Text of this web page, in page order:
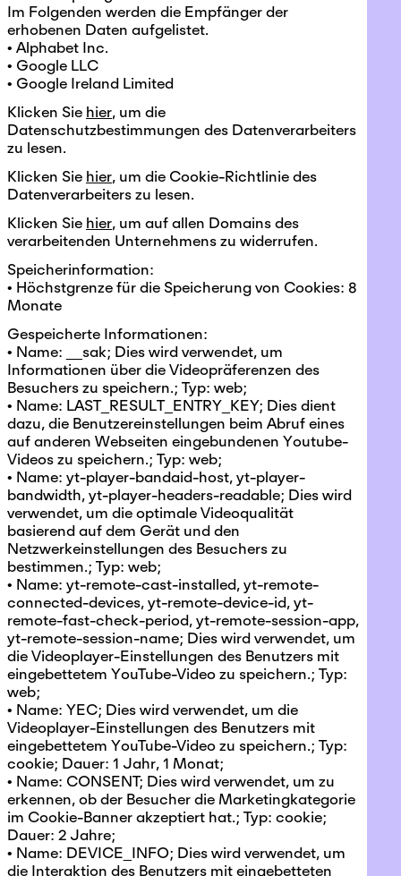
Im Folgenden werden die Empfänger der
erhobenen Daten aufgelistet.
• Alphabet Inc.
• Google LLC
• Google Ireland Limited
Klicken Sie hier, um die
Datenschutzbestimmungen des Datenverarbeiters
zu lesen.
Klicken Sie hier, um die Cookie-Richtlinie des
Datenverarbeiters zu lesen.
Klicken Sie hier, um auf allen Domains des
verarbeitenden Unternehmens zu widerrufen.
Speicherinformation:
• Höchstgrenze für die Speicherung von Cookies: 8
Monate
Gespeicherte Informationen:
• Name: __sak; Dies wird verwendet, um
Informationen über die Videopräferenzen des
Besuchers zu speichern.; Typ: web;
• Name: LAST_RESULT_ENTRY_KEY; Dies dient
dazu, die Benutzereinstellungen beim Abruf eines
auf anderen Webseiten eingebundenen Youtube-
Videos zu speichern.; Typ: web;
• Name: yt-player-bandaid-host, yt-player-
bandwidth, yt-player-headers-readable; Dies wird
verwendet, um die optimale Videoqualität
basierend auf dem Gerät und den
Netzwerkeinstellungen des Besuchers zu
bestimmen.; Typ: web;
• Name: yt-remote-cast-installed, yt-remote-
connected-devices, yt-remote-device-id, yt-
remote-fast-check-period, yt-remote-session-app,
yt-remote-session-name; Dies wird verwendet, um
die Videoplayer-Einstellungen des Benutzers mit
eingebettetem YouTube-Video zu speichern.; Typ:
web;
• Name: YEC; Dies wird verwendet, um die
Videoplayer-Einstellungen des Benutzers mit
eingebettetem YouTube-Video zu speichern.; Typ:
cookie; Dauer: 1 Jahr, 1 Monat;
• Name: CONSENT; Dies wird verwendet, um zu
erkennen, ob der Besucher die Marketingkategorie
im Cookie-Banner akzeptiert hat.; Typ: cookie;
Dauer: 2 Jahre;
• Name: DEVICE_INFO; Dies wird verwendet, um
die Interaktion des Benutzers mit eingebetteten